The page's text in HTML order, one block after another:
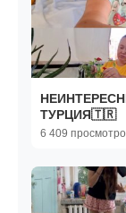
ТУРЦИЯ🇹🇷
6 409